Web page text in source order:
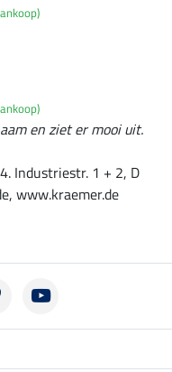
en ziet er mooi uit.
Industriestr. 1 + 2, D
www.kraemer.de